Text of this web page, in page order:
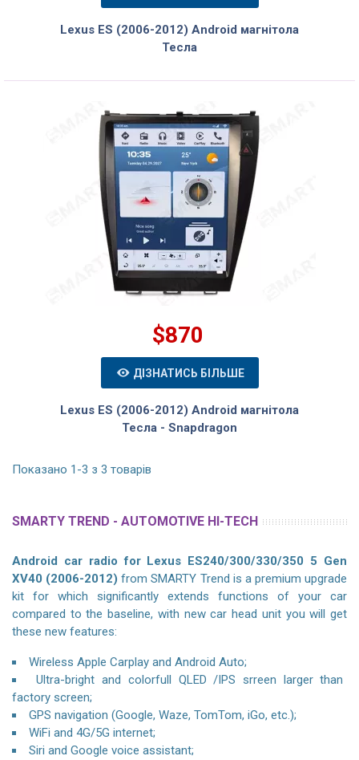
Lexus ES (2006-2012) Android магнітола
Тесла
$870
ДІЗНАТИСЬ БІЛЬШЕ
Lexus ES (2006-2012) Android магнітола
Тесла - Snapdragon
Показано 1-3 з 3 товарів
SMARTY TREND - AUTOMOTIVE HI-TECH
Android car radio for Lexus ES240/300/330/350 5 Gen
XV40 (2006-2012) from SMARTY Trend is a premium upgrade
kit for which significantly extends functions of your car
compared to the baseline, with new car head unit you will get
these new features:
Wireless Apple Carplay and Android Auto;
Ultra-bright and colorfull QLED /IPS srreen larger than
factory screen;
GPS navigation (Google, Waze, TomTom, iGo, etc.);
WiFi and 4G/5G internet;
Siri and Google voice assistant;